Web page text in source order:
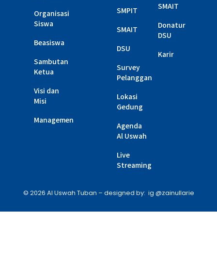
Organisasi
Siswa
Beasiswa
Sambutan
Ketua
Visi dan
Misi
Managemen
SMPIT
SMAIT
DSU
Survey
Pelanggan
Lokasi
Gedung
Agenda
Al Uswah
Live
Streaming
SMAIT
Donatur
DSU
Karir
© 2026 Al Uswah Tuban – designed by: ig @zainullarie